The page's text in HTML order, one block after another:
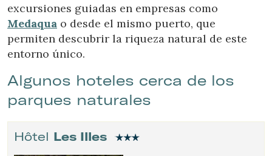
Vérifier le code de réservation
excursiones guiadas en empresas como
Medaqua o desde el mismo puerto, que
permiten descubrir la riqueza natural de este
entorno único.
Algunos hoteles cerca de los
parques naturales
Hôtel Les Illes